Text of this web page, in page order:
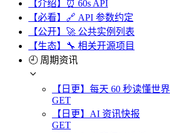
【介绍】⏰ 60s API
【必看】🔗 API 参数约定
【公开】🚀 公共实例列表
【生态】🔧 相关开源项目
🕘 周期资讯
【日更】每天 60 秒读懂世界
GET
【日更】AI 资讯快报
GET